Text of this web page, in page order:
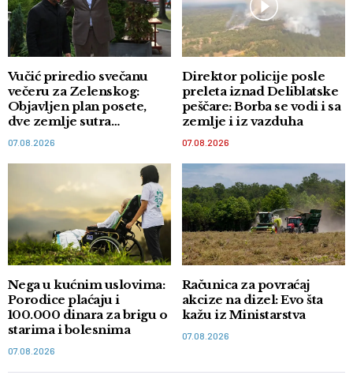
Vučić priredio svečanu
večeru za Zelenskog:
Objavljen plan posete,
dve zemlje sutra
potpisuju memorandum
07.08.2026
Direktor policije posle
preleta iznad Deliblatske
peščare: Borba se vodi i sa
zemlje i iz vazduha
07.08.2026
Nega u kućnim uslovima:
Porodice plaćaju i
100.000 dinara za brigu o
starima i bolesnima
07.08.2026
Računica za povraćaj
akcize na dizel: Evo šta
kažu iz Ministarstva
07.08.2026